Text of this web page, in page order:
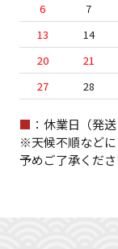
6
7
13
14
20
21
27
28
■ ：休業日（発
※天候不順などに
予めご了承くださ